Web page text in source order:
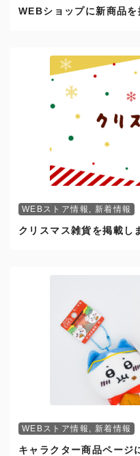
WEBショップに新商品を
WEBストア情報 , 新着情報
クリスマス雑貨を掲載し
WEBストア情報 , 新着情報
キャラクター商品ページ